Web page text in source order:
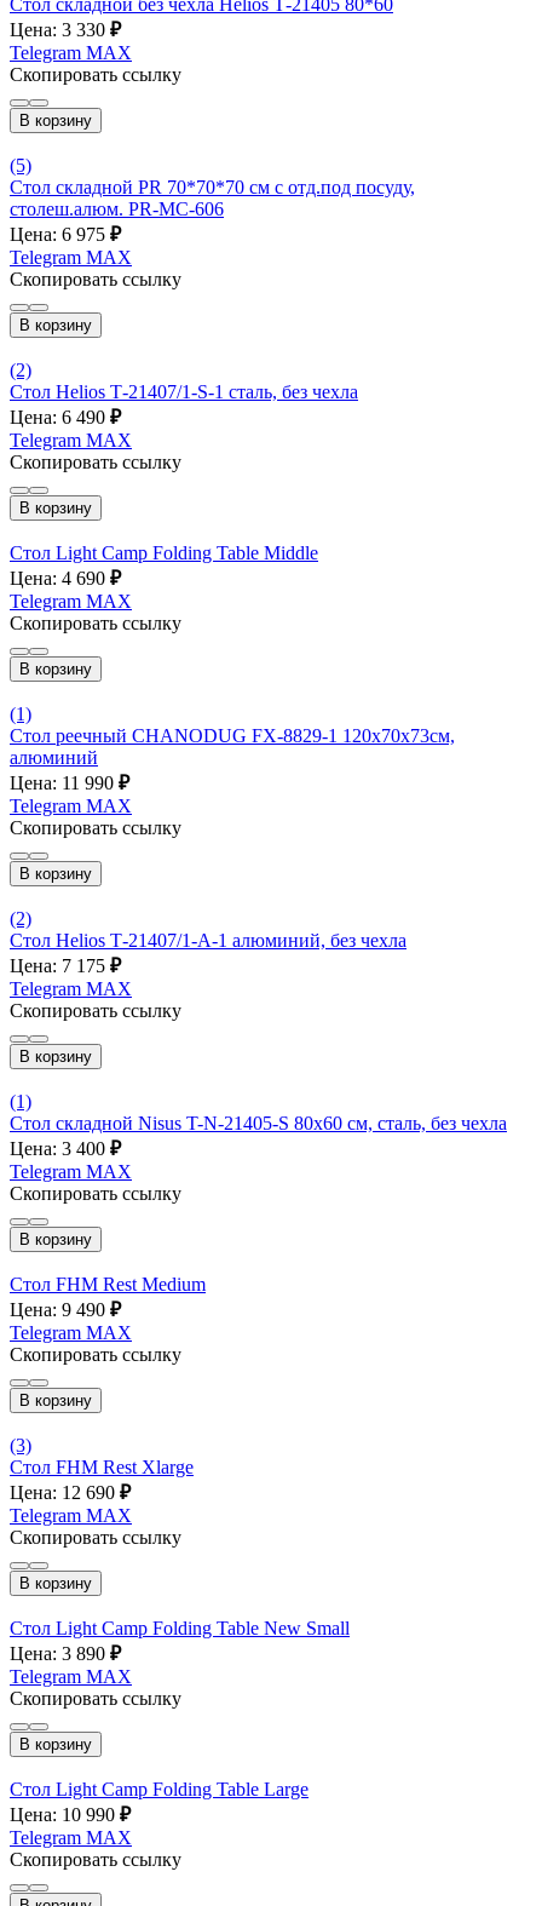
Цена: 3 330 ₽
Telegram MAX
Скопировать ссылку
В корзину
(5)
Стол складной PR 70*70*70 см с отд.под посуду,
столеш.алюм. PR-MC-606
Цена: 6 975 ₽
Telegram MAX
Скопировать ссылку
В корзину
(2)
Стол Helios Т-21407/1-S-1 cталь, без чехла
Цена: 6 490 ₽
Telegram MAX
Скопировать ссылку
В корзину
Стол Light Camp Folding Table Middle
Цена: 4 690 ₽
Telegram MAX
Скопировать ссылку
В корзину
(1)
Стол реечный CHANODUG FX-8829-1 120х70х73см,
алюминий
Цена: 11 990 ₽
Telegram MAX
Скопировать ссылку
В корзину
(2)
Стол Helios Т-21407/1-A-1 алюминий, без чехла
Цена: 7 175 ₽
Telegram MAX
Скопировать ссылку
В корзину
(1)
Стол складной Nisus T-N-21405-S 80х60 см, сталь, без чехла
Цена: 3 400 ₽
Telegram MAX
Скопировать ссылку
В корзину
Стол FHM Rest Medium
Цена: 9 490 ₽
Telegram MAX
Скопировать ссылку
В корзину
(3)
Стол FHM Rest Xlarge
Цена: 12 690 ₽
Telegram MAX
Скопировать ссылку
В корзину
Стол Light Camp Folding Table New Small
Цена: 3 890 ₽
Telegram MAX
Скопировать ссылку
В корзину
Стол Light Camp Folding Table Large
Цена: 10 990 ₽
Telegram MAX
Скопировать ссылку